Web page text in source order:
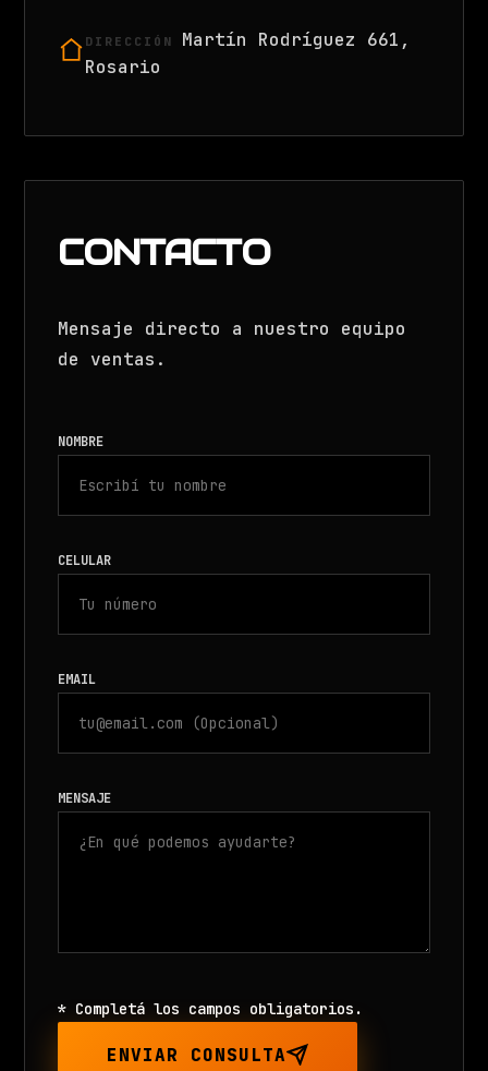
DIRECCIÓN
Martín Rodríguez 661,
Rosario
CONTACTO
Mensaje directo a nuestro equipo
de ventas.
NOMBRE
CELULAR
EMAIL
MENSAJE
* Completá los campos obligatorios.
ENVIAR CONSULTA